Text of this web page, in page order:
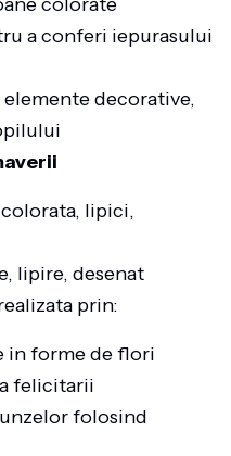
a conferi iepurasului
decorative,
lipici,
lipire, desenat
prin:
in forme de flori
felicitarii
folosind